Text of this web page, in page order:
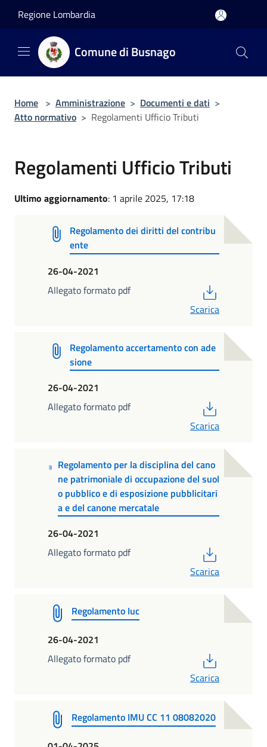
Regione Lombardia
Comune di Busnago
Home > Amministrazione > Documenti e dati >
Atto normativo > Regolamenti Ufficio Tributi
Regolamenti Ufficio Tributi
Ultimo aggiornamento: 1 aprile 2025, 17:18
Regolamento dei diritti del contribu
ente
26-04-2021
Allegato formato pdf
Scarica
Regolamento accertamento con ade
sione
26-04-2021
Allegato formato pdf
Scarica
Regolamento per la disciplina del cano
ne patrimoniale di occupazione del suol
o pubblico e di esposizione pubblicitari
a e del canone mercatale
26-04-2021
Allegato formato pdf
Scarica
Regolamento Iuc
26-04-2021
Allegato formato pdf
Scarica
Regolamento IMU CC 11 08082020